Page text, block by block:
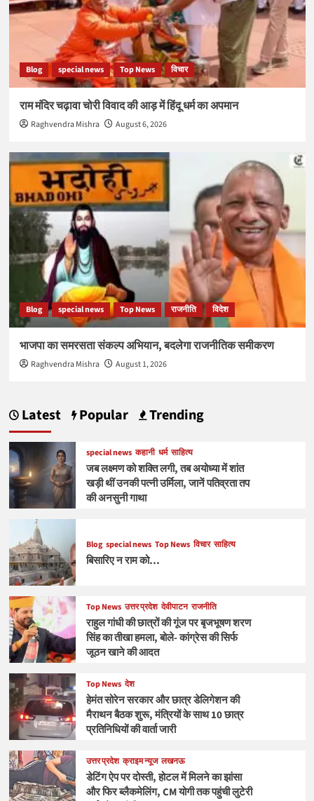
Blog special news Top News विचार
राम मंदिर चढ़ावा चोरी विवाद की आड़ में हिंदू धर्म का अपमान
Raghvendra Mishra August 6, 2026
Blog special news Top News राजनीति विदेश
भाजपा का समरसता संकल्प अभियान, बदलेगा राजनीतिक समीकरण
Raghvendra Mishra August 1, 2026
Latest Popular Trending
special news कहानी धर्म साहित्य
जब लक्ष्मण को शक्ति लगी, तब अयोध्या में शांत
खड़ी थीं उनकी पत्नी उर्मिला, जानें पतिव्रता तप
की अनसुनी गाथा
Blog special news Top News विचार साहित्य
बिसारिए न राम को…
Top News उत्तर प्रदेश देवीपाटन राजनीति
राहुल गांधी की छात्रों की गूंज पर बृजभूषण शरण
सिंह का तीखा हमला, बोले- कांग्रेस की सिर्फ
जूठन खाने की आदत
Top News देश
हेमंत सोरेन सरकार और छात्र डेलिगेशन की
मैराथन बैठक शुरू, मंत्रियों के साथ 10 छात्र
प्रतिनिधियों की वार्ता जारी
उत्तर प्रदेश क्राइम न्यूज लखनऊ
डेटिंग ऐप पर दोस्ती, होटल में मिलने का झांसा
और फिर ब्लैकमेलिंग, CM योगी तक पहुंची लुटेरी